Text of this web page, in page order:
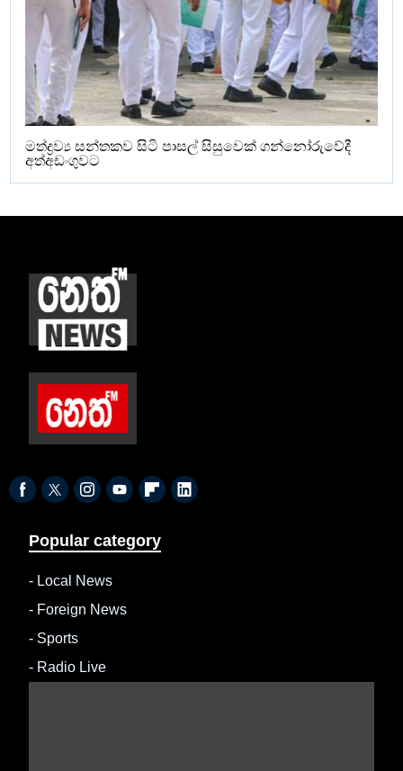
මත්ද්‍රව්‍ය සන්තකව සිටි පාසල් සිසුවෙක් ගන්නෝරුවේදී
අත්අඩංගුවට
Popular category
- Local News
- Foreign News
- Sports
- Radio Live